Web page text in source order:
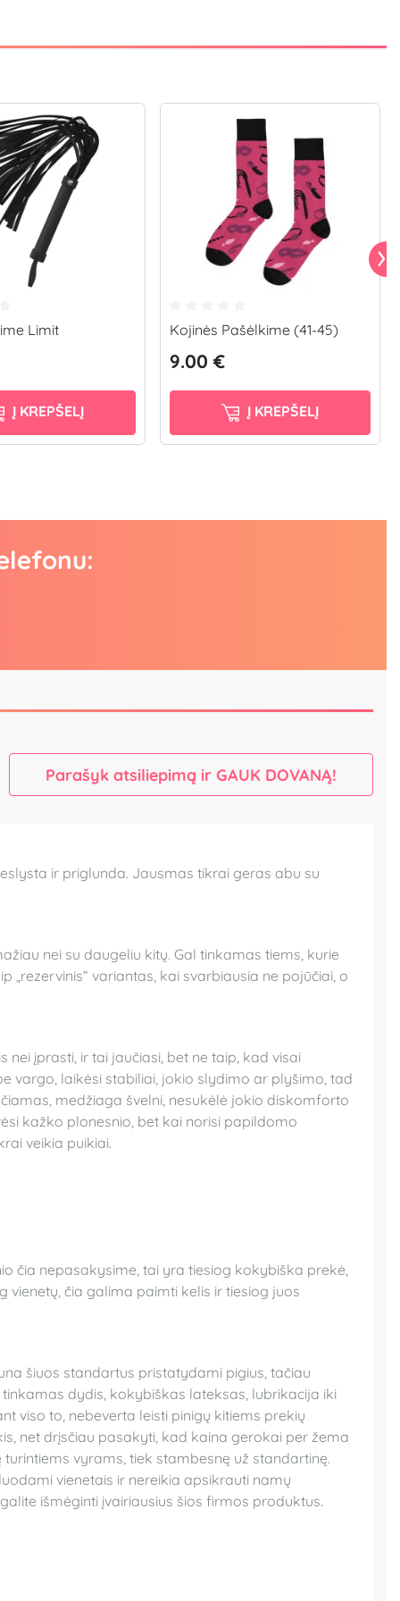
Limit
Į KREPŠELĮ
Kojinės Pašėlkime (41-45)
9.00 €
Į KREPŠELĮ
Parašyk atsiliepimą ir GAUK DOVANĄ!
ir priglunda. Jausmas tikrai geras abu su
nei su daugeliu kitų. Gal tinkamas tiems, kurie
variantas, kai svarbiausia ne pojūčiai, o
įprasti, ir tai jaučiasi, bet ne taip, kad visai
vargo, laikėsi stabiliai, jokio slydimo ar plyšimo, tad
medžiaga švelni, nesukėlė jokio diskomforto
kažko plonesnio, bet kai norisi papildomo
veikia puikiai.
čia nepasakysime, tai yra tiesiog kokybiška prekė,
čia galima paimti kelis ir tiesiog juos
šiuos standartus pristatydami pigius, tačiau
dydis, kokybiškas lateksas, lubrikacija iki
viso to, nebeverta leisti pinigų kitiems prekių
net drįsčiau pasakyti, kad kaina gerokai per žema
vyrams, tiek stambesnę už standartinę.
vienetais ir nereikia apsikrauti namų
išmėginti įvairiausius šios firmos produktus.